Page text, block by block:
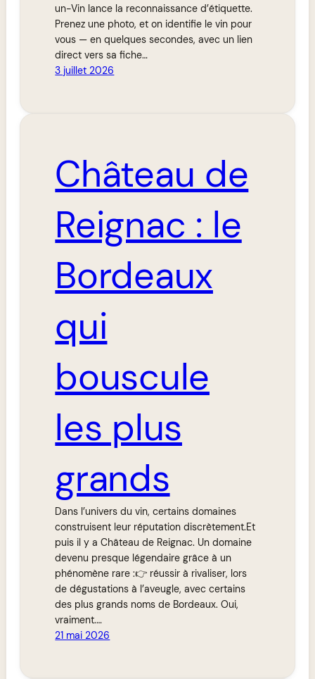
un-Vin lance la reconnaissance d’étiquette.
Prenez une photo, et on identifie le vin pour
vous — en quelques secondes, avec un lien
direct vers sa fiche…
3 juillet 2026
Château de
Reignac : le
Bordeaux
qui
bouscule
les plus
grands
Dans l’univers du vin, certains domaines
construisent leur réputation discrètement.Et
puis il y a Château de Reignac. Un domaine
devenu presque légendaire grâce à un
phénomène rare :👉 réussir à rivaliser, lors
de dégustations à l’aveugle, avec certains
des plus grands noms de Bordeaux. Oui,
vraiment.…
21 mai 2026